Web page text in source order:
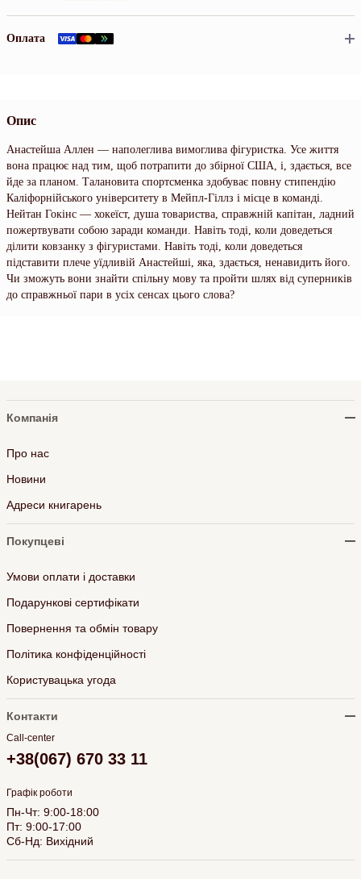
Оплата
Опис
Анастейша Аллен — наполеглива вимоглива фігуристка. Усе життя
вона працює над тим, щоб потрапити до збірної США, і, здається, все
йде за планом. Талановита спортсменка здобуває повну стипендію
Каліфорнійського університету в Мейпл-Гіллз і місце в команді.
Нейтан Гокінс — хокеїст, душа товариства, справжній капітан, ладний
пожертвувати собою заради команди. Навіть тоді, коли доведеться
ділити ковзанку з фігуристами. Навіть тоді, коли доведеться
підставити плече уїдливій Анастейші, яка, здається, ненавидить його.
Чи зможуть вони знайти спільну мову та пройти шлях від суперників
до справжньої пари в усіх сенсах цього слова?
Компанія
Про нас
Новини
Адреси книгарень
Покупцеві
Умови оплати і доставки
Подарункові сертифікати
Повернення та обмін товару
Політика конфіденційності
Користувацька угода
Контакти
Call-center
+38(067) 670 33 11
Графік роботи
Пн-Чт: 9:00-18:00
Пт: 9:00-17:00
Сб-Нд: Вихідний